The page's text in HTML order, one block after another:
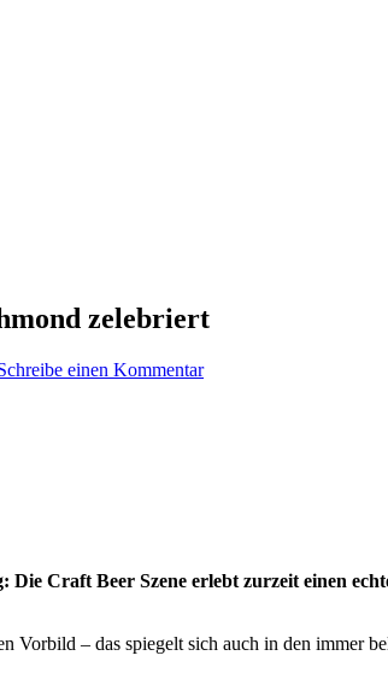
zelebriert
einen Kommentar
Craft Beer Szene erlebt zurzeit einen
– das spiegelt sich auch in den immer